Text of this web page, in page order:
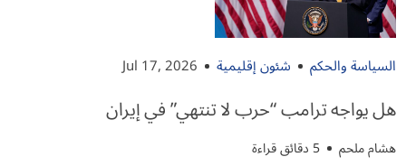
السياسة والحكم شئون إقليمية Jul 17, 2026
هل يواجه ترامب “حرب لا تنتهي” في إيران
هشام ملحم 5 دقائق قراءة